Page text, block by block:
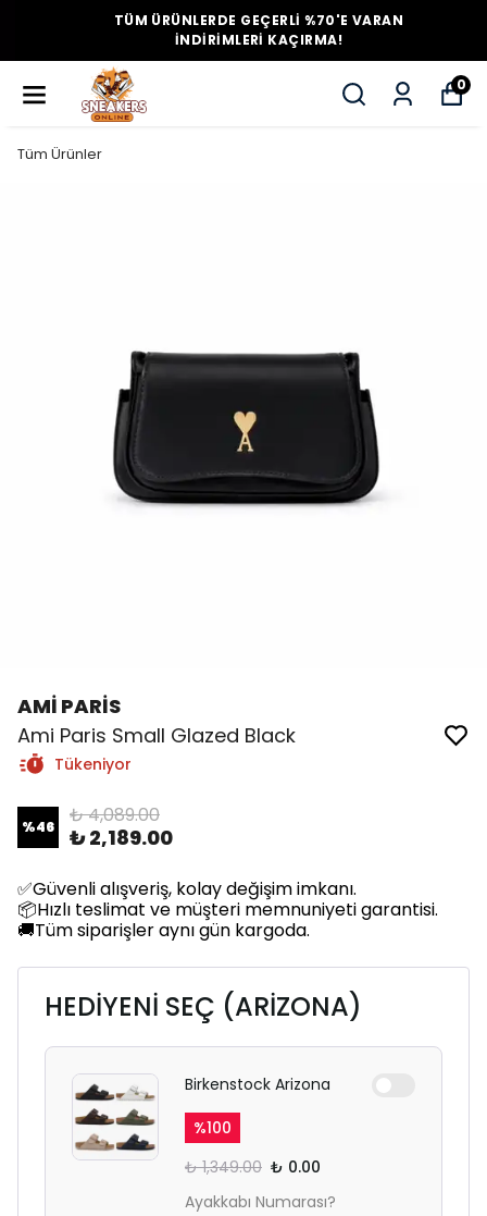
TÜM ÜRÜNLERDE GEÇERLİ %70'E VARAN
İNDİRİMLERİ KAÇIRMA!
0
Tüm Ürünler
AMİ PARİS
Ami Paris Small Glazed Black
Tükeniyor
%46 ₺ 4,089.00
₺ 2,189.00
✅Güvenli alışveriş, kolay değişim imkanı.
📦Hızlı teslimat ve müşteri memnuniyeti garantisi.
🚚Tüm siparişler aynı gün kargoda.
HEDİYENİ SEÇ (ARİZONA)
Birkenstock Arizona
%100
₺ 1,349.00 ₺ 0.00
Ayakkabı Numarası?